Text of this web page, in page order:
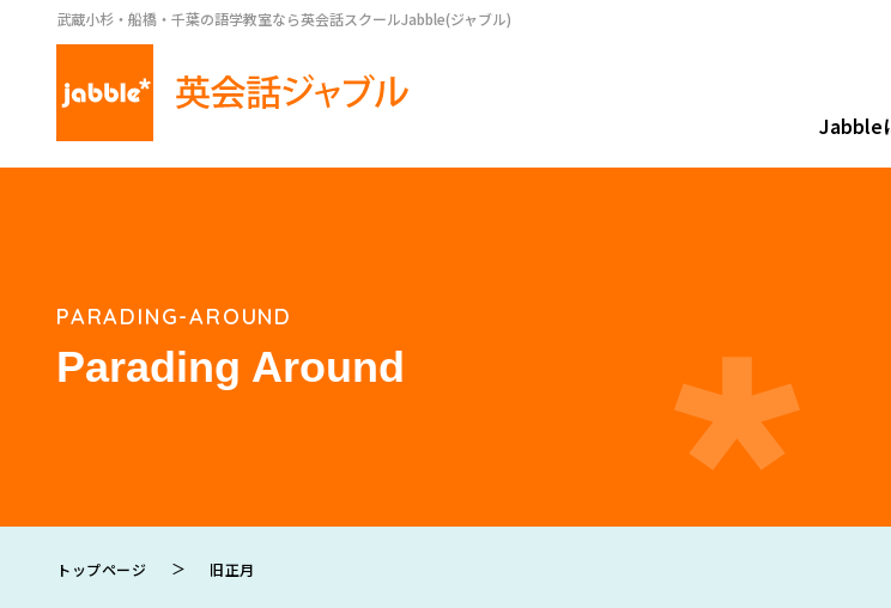
武蔵小杉・船橋・千葉の語学教室なら英会話スクールJabble(ジャブル)
Jabble
PARADING-AROUND
Parading Around
トップページ ＞ 旧正月